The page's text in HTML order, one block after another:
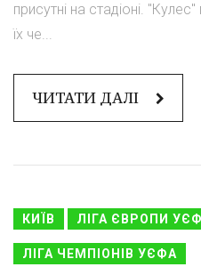
присутні на стадіоні.
їх че...
ЧИТАТИ ДАЛІ
КИЇВ ЛІГА ЄВРОПИ
ЛІГА ЧЕМПІОНІВ УЄФА